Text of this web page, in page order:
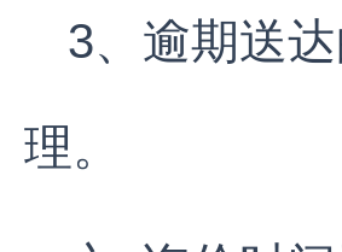
3、逾期送
理。